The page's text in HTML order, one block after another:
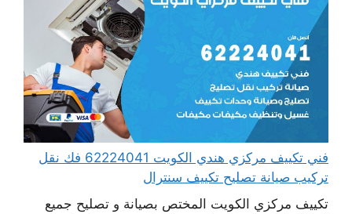
فني تكييف مركزي هندي الكويت 62224041 فك نقل
تركيب صيانة تصليح تكييف سنترال
تكييف مركزي الكويت المختص بصيانة و تصليح جميع